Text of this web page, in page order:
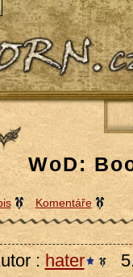
WoD:
Komentáře
: hater 5.